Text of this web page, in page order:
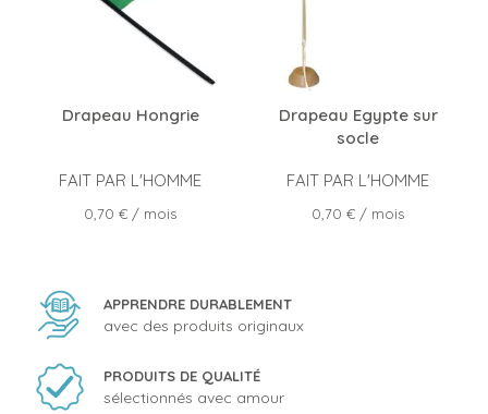
Drapeau Hongrie
FAIT PAR L'HOMME
Prix
0,70 € / mois
Drapeau Egypte sur
socle
FAIT PAR L'HOMME
Prix
0,70 € / mois
APPRENDRE DURABLEMENT
avec des produits originaux
PRODUITS DE QUALITÉ
sélectionnés avec amour